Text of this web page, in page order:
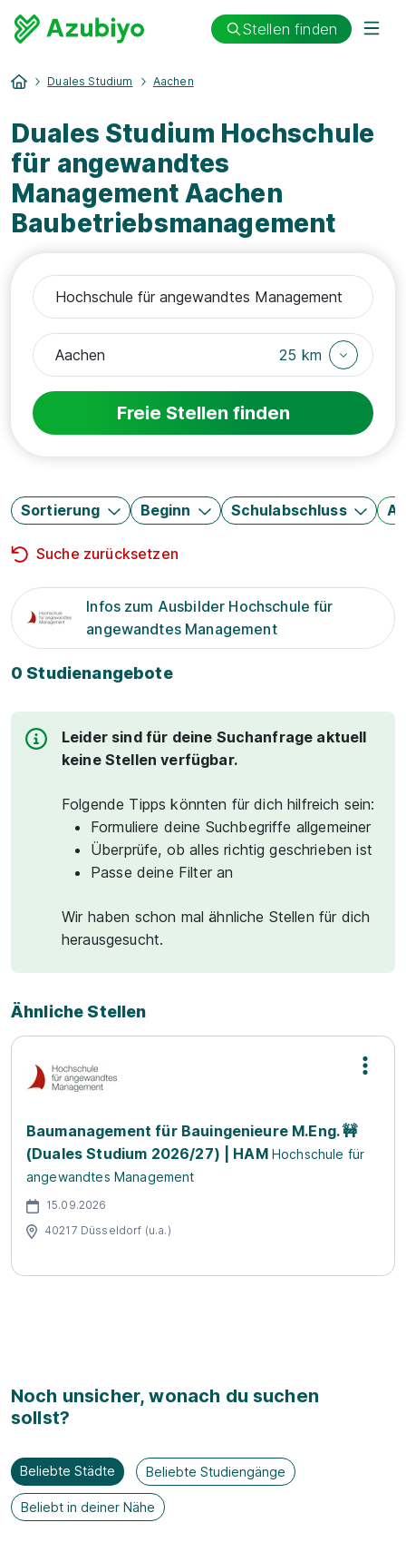
Stellen finden
Duales Studium Aachen
Duales Studium Hochschule
für angewandtes
Management Aachen
Baubetriebsmanagement
25 km
Freie Stellen finden
Sortierung Beginn Schulabschluss
Suche zurücksetzen
Infos zum Ausbilder Hochschule für
angewandtes Management
0 Studienangebote
Leider sind für deine Suchanfrage aktuell
keine Stellen verfügbar.
Folgende Tipps könnten für dich hilfreich sein:
Formuliere deine Suchbegriffe allgemeiner
Überprüfe, ob alles richtig geschrieben ist
Passe deine Filter an
Wir haben schon mal ähnliche Stellen für dich
herausgesucht.
Ähnliche Stellen
Baumanagement für Bauingenieure M.Eng. 🚧
(Duales Studium 2026/27) | HAM Hochschule für
angewandtes Management
15.09.2026
40217 Düsseldorf (u.a.)
Noch unsicher, wonach du suchen
sollst?
Beliebte Städte Beliebte Studiengänge
Beliebt in deiner Nähe